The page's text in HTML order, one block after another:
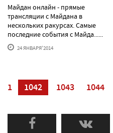
Майдан онлайн - прямые
трансляции c Майдана в
нескольких ракурсах. Самые
последние события с Майда......
24 ЯНВАРЯ'2014
1042 1043 1044